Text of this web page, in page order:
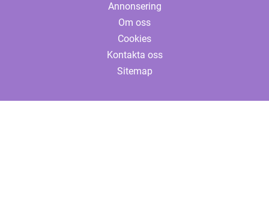
Annonsering
Om oss
Cookies
Kontakta oss
Sitemap